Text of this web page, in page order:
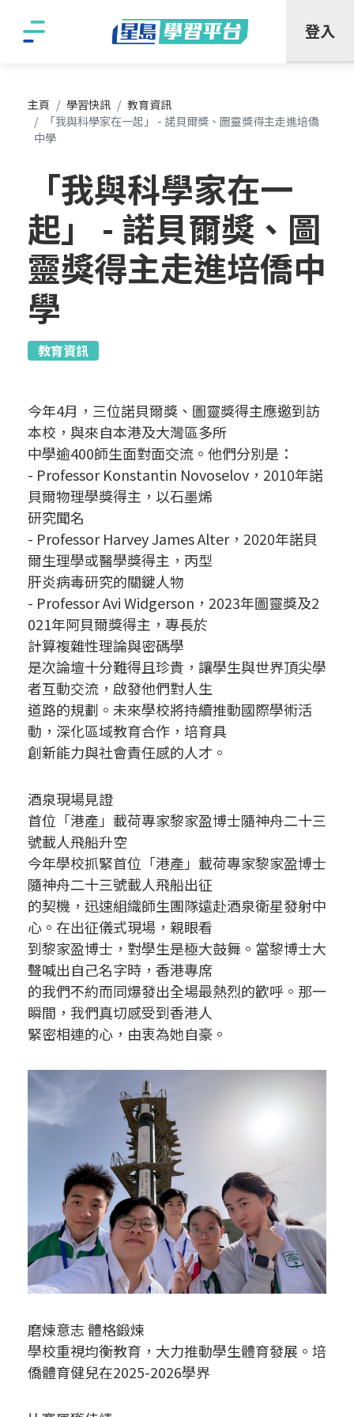
登入
主頁 學習快訊
教育資訊
「我與科學家在一起」 - 諾貝爾獎、圖靈獎得主走進培僑
中學
「我與科學家在一
起」 - 諾貝爾獎、圖
靈獎得主走進培僑中
學
教育資訊
今年4月，三位諾貝爾獎、圖靈獎得主應邀到訪
本校，與來自本港及大灣區多所
中學逾400師生面對面交流。他們分別是：
- Professor Konstantin Novoselov，2010年諾
貝爾物理學獎得主，以石墨烯
研究聞名
- Professor Harvey James Alter，2020年諾貝
爾生理學或醫學獎得主，丙型
肝炎病毒研究的關鍵人物
- Professor Avi Widgerson，2023年圖靈獎及2
021年阿貝爾獎得主，專長於
計算複雜性理論與密碼學
是次論壇十分難得且珍貴，讓學生與世界頂尖學
者互動交流，啟發他們對人生
道路的規劃。未來學校將持續推動國際學術活
動，深化區域教育合作，培育具
創新能力與社會責任感的人才。
酒泉現場見證
首位「港產」載荷專家黎家盈博士隨神舟二十三
號載人飛船升空
今年學校抓緊首位「港產」載荷專家黎家盈博士
隨神舟二十三號載人飛船出征
的契機，迅速組織師生團隊遠赴酒泉衛星發射中
心。在出征儀式現場，親眼看
到黎家盈博士，對學生是極大鼓舞。當黎博士大
聲喊出自己名字時，香港專席
的我們不約而同爆發出全場最熱烈的歡呼。那一
瞬間，我們真切感受到香港人
緊密相連的心，由衷為她自豪。
磨煉意志 體格鍛煉
學校重視均衡教育，大力推動學生體育發展。培
僑體育健兒在2025-2026學界